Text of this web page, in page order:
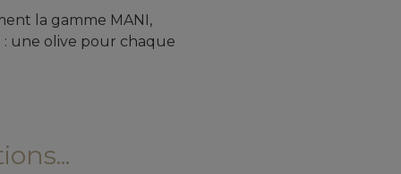
la gamme MANI,
une olive pour chaque